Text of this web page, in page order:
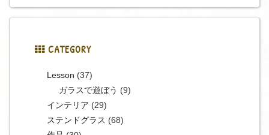
CATEGORY
Lesson (37)
ガラスで遊ぼう (9)
インテリア (29)
ステンドグラス (68)